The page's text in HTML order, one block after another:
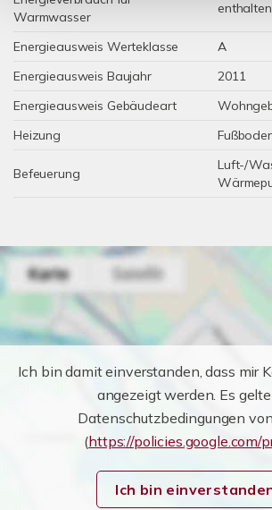
Warmwasser
enthalten
Energieausweis Werteklasse
A
Energieausweis Baujahr
2011
Energieausweis Gebäudeart
Heizung
Befeuerung
Luft-/
Ich bin damit einverstanden, dass mir
angezeigt werden. Es
Datenschutzbedingungen
(https://policies.google.com/
Ich bin